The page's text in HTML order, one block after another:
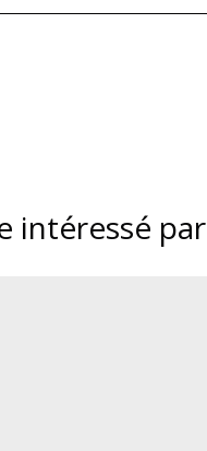
intéressé par